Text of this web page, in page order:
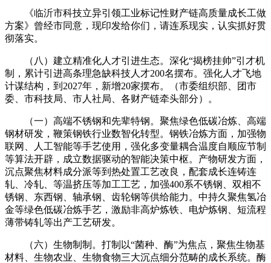
《临沂市科技立异引领工业标记性财产链高质量成长工做
方案》曾经市同意，现印发给你们，请连系现实，认实抓好贯
彻落实。
（八）建立精准化人才引进生态。深化“揭榜挂帅”引才机
制，累计引进高条理急缺科技人才200名摆布。强化人才飞地
计谋结构，到2027年，新增20家摆布。（市委组织部、团市
委、市科技局、市人社局、各财产链牵头部分）。
（一）高端不锈钢和先辈特钢。聚焦绿色低碳冶炼、高端
钢材研发，鞭策钢铁行业数智化转型。钢铁冶炼方面，加强物
联网、人工智能等手艺使用，强化多变量耦合温度自顺应节制
等算法开辟，成立数据驱动的智能决策中枢。产物研发方面，
沉点聚焦材料成分派等到热处置工艺改良，配套成长连铸连
轧、冷轧、等温挤压等加工工艺，加强400系不锈钢、双相不
锈钢、东西钢、轴承钢、齿轮钢等供给能力。中持久聚焦氢冶
金等绿色低碳冶炼手艺，激励非高炉炼铁、电炉炼钢、短流程
薄带铸轧等出产工艺研发。
（六）生物制制。打制以“菌种、酶”为焦点，聚焦生物基
材料、生物农业、生物食物三大沉点细分范畴的成长系统。酶